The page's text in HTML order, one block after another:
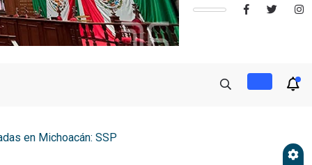
en Michoacán: SSP